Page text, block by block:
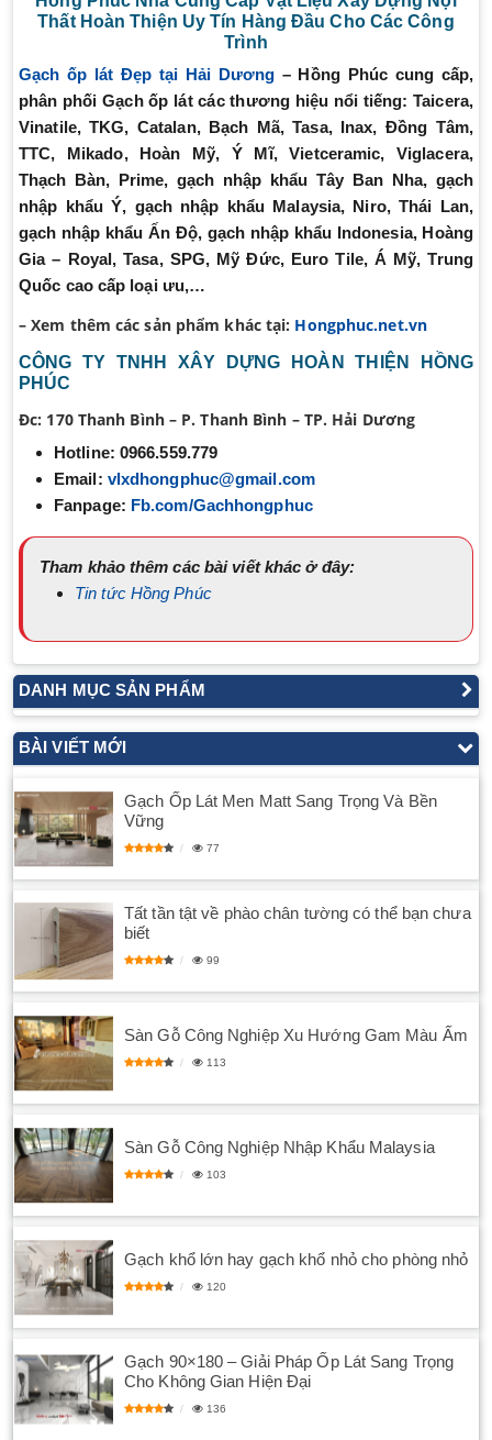
Thất Hoàn Thiện Uy Tín Hàng Đầu Cho Các Công
Trình
Gạch ốp lát Đẹp tại Hải Dương – Hồng Phúc cung cấp,
phân phối Gạch ốp lát các thương hiệu nổi tiếng:Taicera,
Vinatile, TKG, Catalan, Bạch Mã, Tasa, Inax, Đồng Tâm,
TTC, Mikado, Hoàn Mỹ, Ý Mĩ,Vietceramic, Viglacera,
Thạch Bàn, Prime,gạch nhập khẩu Tây Ban Nha, gạch
nhập khẩuÝ, gạch nhập khẩu Malaysia, Niro, Thái Lan,
gạch nhập khẩuẤn Độ, gạch nhập khẩu Indonesia, Hoàng
Gia – Royal, Tasa, SPG, Mỹ Đức, Euro Tile, Á Mỹ, Trung
Quốc cao cấp loại ưu,…
– Xem thêm các sản phẩm khác tại: Hongphuc.net.vn
CÔNG TY TNHH XÂY DỰNG HOÀN THIỆN HỒNG
PHÚC
Đc: 170 Thanh Bình – P. Thanh Bình – TP. Hải Dương
Hotline: 0966.559.779
Email: vlxdhongphuc@gmail.com
Fanpage: Fb.com/Gachhongphuc
Tham khảo thêm các bài viết khác ở đây:
Tin tức Hồng Phúc
DANH MỤC SẢN PHẨM
BÀI VIẾT MỚI
Gạch Ốp Lát Men Matt Sang Trọng Và Bền
Vững
77
Tất tần tật về phào chân tường có thể bạn chưa
biết
99
Sàn Gỗ Công Nghiệp Xu Hướng Gam Màu Ấm
113
Sàn Gỗ Công Nghiệp Nhập Khẩu Malaysia
103
Gạch khổ lớn hay gạch khổ nhỏ cho phòng nhỏ
120
Gạch 90×180 – Giải Pháp Ốp Lát Sang Trọng
Cho Không Gian Hiện Đại
136